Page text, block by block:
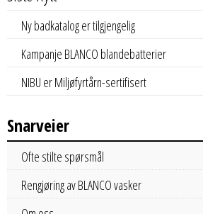
Ny badkatalog er tilgjengelig
Kampanje BLANCO blandebatterier
NIBU er Miljøfyrtårn-sertifisert
Snarveier
Ofte stilte spørsmål
Rengjøring av BLANCO vasker